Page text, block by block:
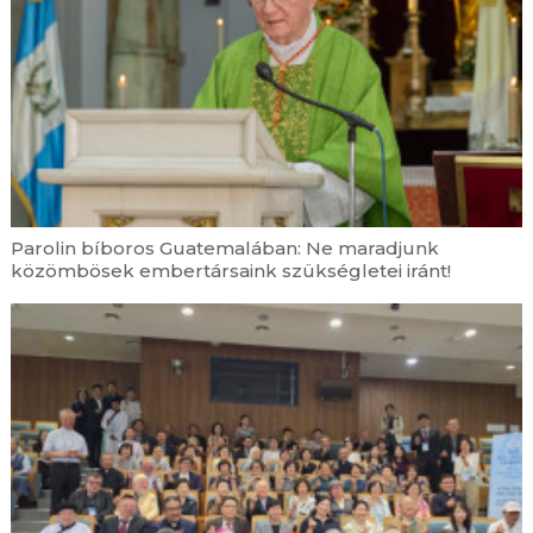
augusztus 4. | 17:14
Leó pápa augusztusi imaszándéka a városok
evangelizálásáért
augusztus 4. | 16:30
Induljon el a jóságlavina! – Roma családi napot
tartottak Gersekaráton
augusztus 4. | 15:46
Fábry Kornél püspökkel és Mijo Baradával
Budapesten
augusztus 4. | 15:00
A Jáki Társaság reflexiója XIV. Leó pápa
Magnifica humanitas kezdetű enciklikájáról
augusztus 4. | 13:22
Ugyanazzal a reménnyel – 500 éve ünneplik a
Havas Boldogasszony-búcsút Szegeden
augusztus 4. | 12:36
Első alkalommal érkezett Romániába Assisi
Parolin bíboros Guatemalában: Ne maradjunk
közömbösek embertársaink szükségletei iránt!